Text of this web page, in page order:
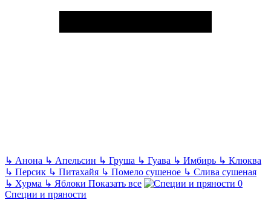
↳ Анона ↳ Апельсин ↳ Груша ↳ Гуава ↳ Имбирь ↳ Клюква
↳ Персик ↳ Питахайя ↳ Помело сушеное ↳ Слива сушеная
↳ Хурма ↳ Яблоки Показать все
Специи и пряности